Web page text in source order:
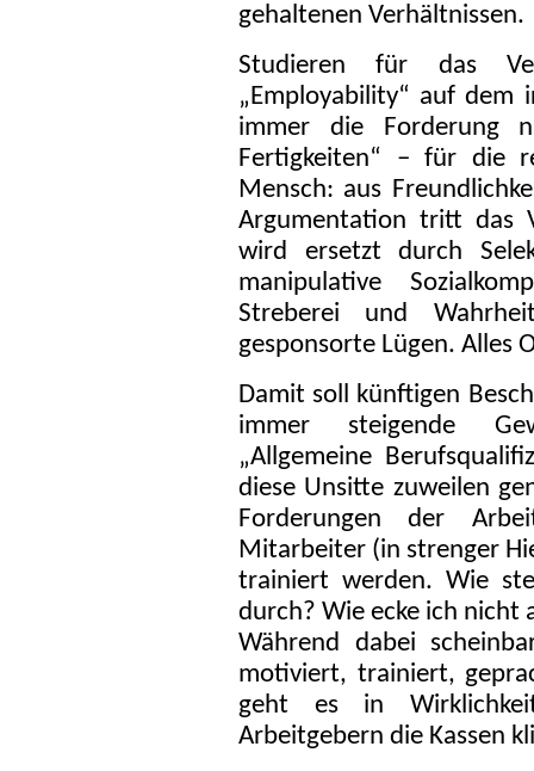
gehaltenen Verhältnissen.
Studieren für das
„Employability“ auf
immer die Forderung
Fertigkeiten“ – für die
Mensch: aus
Argumentation tritt das
wird ersetzt durch
manipulative
Streberei und
gesponsorte Lügen. Alles
Damit soll künftigen
immer steigende
„Allgemeine
diese Unsitte zuweilen
Forderungen der
Mitarbeiter (in strenger
trainiert werden. Wie
durch? Wie ecke ich nicht
Während dabei
motiviert, trainiert,
geht es in
Arbeitgebern die Kassen